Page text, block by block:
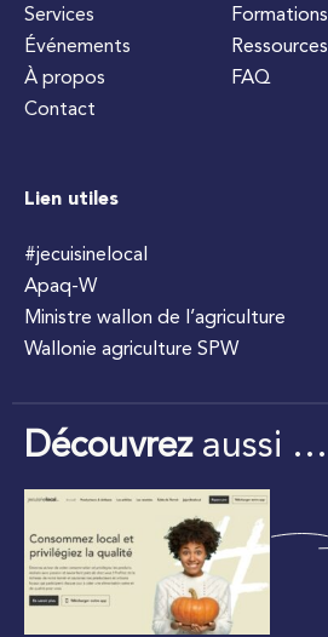
Services
Événements
À propos
Contact
Formations
Ressources
FAQ
Lien utiles
#jecuisinelocal
Apaq-W
Ministre wallon de l’agriculture
Wallonie agriculture SPW
Découvrezaussi …